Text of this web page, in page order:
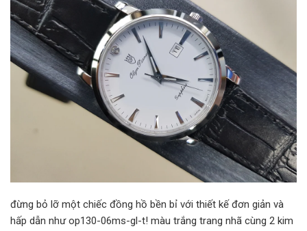
đừng bỏ lỡ một chiếc đồng hồ bền bỉ với thiết kế đơn giản và
hấp dẫn như op130-06ms-gl-t! màu trắng trang nhã cùng 2 kim